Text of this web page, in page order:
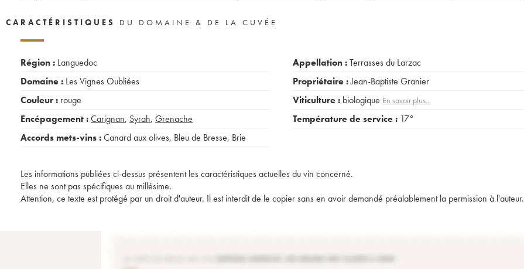
CARACTÉRISTIQUES DU DOMAINE & DE LA CUVÉE
Région : Languedoc
Domaine : Les Vignes Oubliées
Couleur : rouge
Encépagement :Carignan, Syrah, Grenache
Accords mets-vins :Canard aux olives, Bleu de Bresse, Brie
Appellation :Terrasses du Larzac
Propriétaire :Jean-Baptiste Granier
Viticulture : biologique En savoir plus...
Température de service : 17°
Les informations publiées ci-dessus présentent les caractéristiques actuelles du vin concerné.
Elles ne sont pas spécifiques au millésime.
Attention, ce texte est protégé par un droit d'auteur. Il est interdit de le copier sans en avoir demandé préalablement la permission à l'auteur.